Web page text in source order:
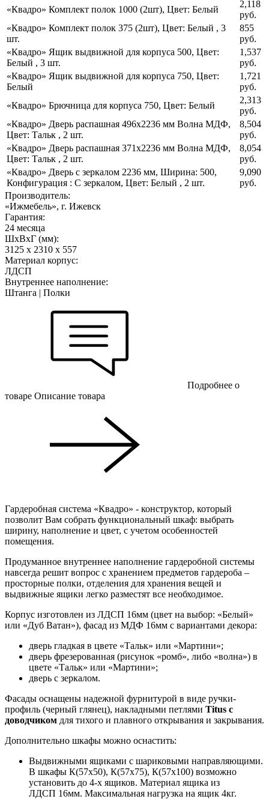
«Квадро» Комплект полок 1000 (2шт), Цвет: Белый
2,118
руб.
«Квадро» Комплект полок 375 (2шт), Цвет: Белый , 3
шт.
855
руб.
«Квадро» Ящик выдвижной для корпуса 500, Цвет:
Белый , 3 шт.
1,537
руб.
«Квадро» Ящик выдвижной для корпуса 750, Цвет:
Белый
1,721
руб.
«Квадро» Брючница для корпуса 750, Цвет: Белый
2,313
руб.
«Квадро» Дверь распашная 496х2236 мм Волна МДФ,
Цвет: Тальк , 2 шт.
8,504
руб.
«Квадро» Дверь распашная 371х2236 мм Волна МДФ,
Цвет: Тальк , 2 шт.
8,054
руб.
«Квадро» Дверь с зеркалом 2236 мм, Ширина: 500,
Конфигурация : С зеркалом, Цвет: Белый , 2 шт.
9,090
руб.
Производитель:
«Ижмебель», г. Ижевск
Гарантия:
24 месяца
ШхВхГ (мм):
3125 х 2310 х 557
Материал корпус:
ЛДСП
Внутреннее наполнение:
Штанга | Полки
Подробнее о
товаре Описание товара
Гардеробная система «Квадро» - конструктор, который
позволит Вам собрать функциональный шкаф: выбрать
ширину, наполнение и цвет, с учетом особенностей
помещения.
Продуманное внутреннее наполнение гардеробной системы
навсегда решит вопрос с хранением предметов гардероба –
просторные полки, отделения для хранения вещей и
выдвижные ящики легко разместят все необходимое.
Корпус изготовлен из ЛДСП 16мм (цвет на выбор: «Белый»
или «Дуб Ватан»), фасад из МДФ 16мм с вариантами декора:
дверь гладкая в цвете «Тальк» или «Мартини»;
дверь фрезерованная (рисунок «ромб», либо «волна») в
цвете «Тальк» или «Мартини»;
дверь с зеркалом.
Фасады оснащены надежной фурнитурой в виде ручки-
профиль (черный глянец), накладными петлями Titus с
доводчиком для тихого и плавного открывания и закрывания.
Дополнительно шкафы можно оснастить:
Выдвижными ящиками с шариковыми направляющими.
В шкафы К(57х50), К(57х75), К(57х100) возможно
установить до 4-х ящиков. Материал ящика из
ЛДСП 16мм. Максимальная нагрузка на ящик 4кг.